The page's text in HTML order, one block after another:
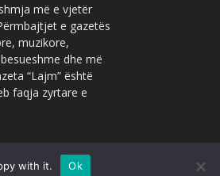
më e vjetër
e gazetës
muzikore,
dhe më
“Lajm” është
faqja zyrtare e
with it. Ok